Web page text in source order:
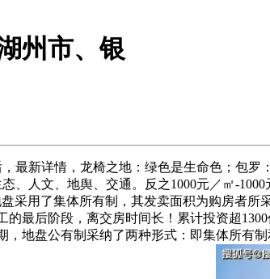
州市、银
新详情，龙椅之地：绿色是生命色；包罗
人文、地舆、交通。反之1000元／㎡-
采用了集体所有制，其发卖面积为购房者
最后阶段，离交房时间长！累计投资超
地盘公有制采纳了两种形式：即集体所有